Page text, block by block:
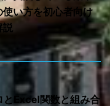
使い方を初心者向け
説
とExcel関数と組み合